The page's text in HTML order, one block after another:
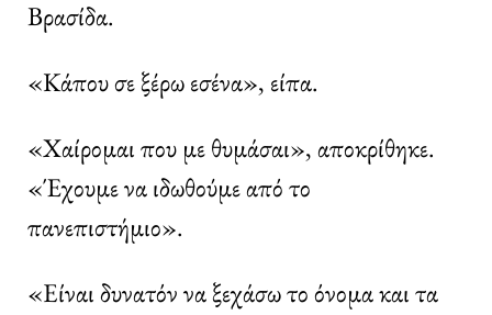
Βρασίδα.
«Κάπου σε ξέρω εσένα», είπα.
«Χαίρομαι που με θυμάσαι», αποκρίθηκε.
«Έχουμε να ιδωθούμε από το
πανεπιστήμιο».
«Είναι δυνατόν να ξεχάσω το όνομα και τα